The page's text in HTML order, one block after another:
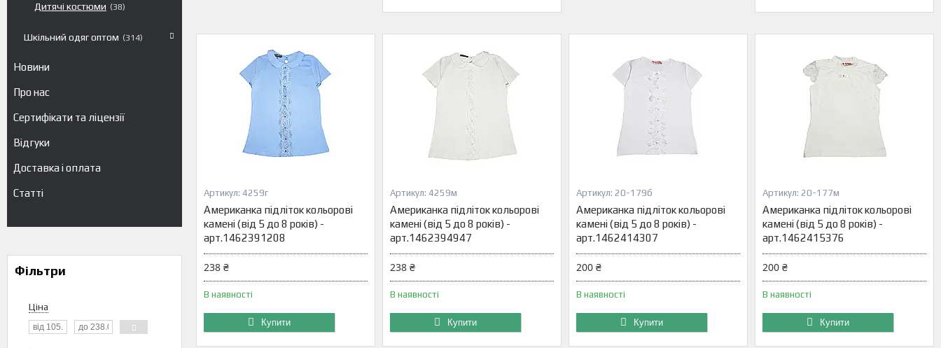
Дитячі костюми 38
Шкільний одяг оптом 314
Новини
Про нас
Сертифікати та ліцензії
Відгуки
Доставка і оплата
Статті
Фільтри
Ціна
4259г
Американка підліток кольорові
камені (від 5 до 8 років) -
арт.1462391208
238 ₴
В наявності
Купити
4259м
Американка підліток кольорові
камені (від 5 до 8 років) -
арт.1462394947
238 ₴
В наявності
Купити
20-179б
Американка підліток кольорові
камені (від 5 до 8 років) -
арт.1462414307
200 ₴
В наявності
Купити
20-177м
Американка підліток кольорові
камені (від 5 до 8 років) -
арт.1462415376
200 ₴
В наявності
Купити